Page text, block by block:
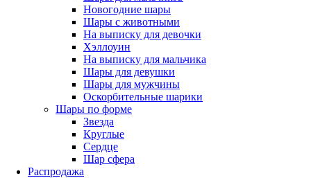
Новогодние шары
Шары с животными
На выписку для девочки
Хэллоуин
На выписку для мальчика
Шары для девушки
Шары для мужчины
Оскорбительные шарики
Шары по форме
Звезда
Круглые
Сердце
Шар сфера
Распродажа